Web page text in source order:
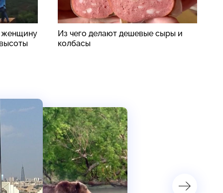
женщину
Из чего делают дешевые сыры и
колбасы